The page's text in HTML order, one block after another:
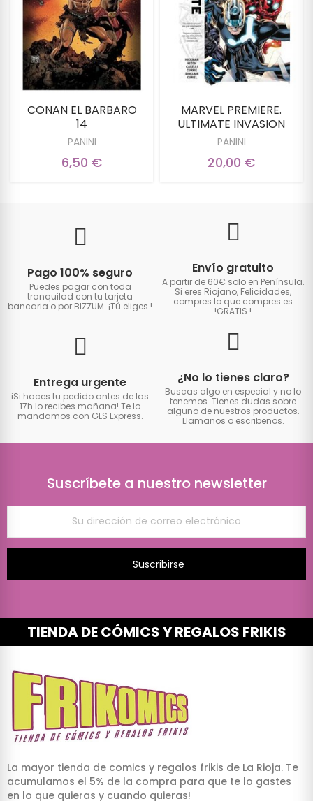
CONAN EL BARBARO
14
PANINI
6,50 €
MARVEL PREMIERE.
ULTIMATE INVASION
PANINI
20,00 €
Pago 100% seguro
Puedes pagar con toda
tranquilad con tu tarjeta
bancaria o por BIZZUM. ¡Tú eliges !
Envío gratuito
A partir de 60€ solo en Península.
Si eres Riojano, Felicidades,
compres lo que compres es
!GRATIS !
Entrega urgente
iSi haces tu pedido antes de las
17h lo recibes mañana! Te lo
mandamos con GLS Express.
¿No lo tienes claro?
Buscas algo en especial y no lo
tenemos. Tienes dudas sobre
alguno de nuestros productos.
Llamanos o escribenos.
Suscríbete a nuestro newsletter
Suscribirse
TIENDA DE CÓMICS Y REGALOS FRIKIS
La mayor tienda de comics y regalos frikis de La Rioja. Te
acumulamos el 5% de la compra para que te lo gastes
en lo que quieras y cuando quieras!